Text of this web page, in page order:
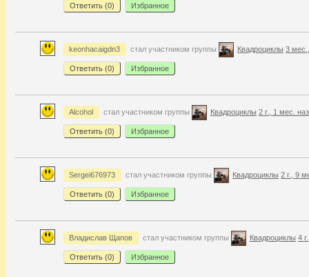
Ответить (0) Избранное
keonhacaigdn3 стал участником группы Квадроциклы 3
Ответить (0) Избранное
Alcohol стал участником группы Квадроциклы 2 г., 1 мес.
Ответить (0) Избранное
Sergei676973 стал участником группы Квадроциклы 2 г., 9
Ответить (0) Избранное
Владислав Щапов стал участником группы Квадроциклы 4
Ответить (0) Избранное